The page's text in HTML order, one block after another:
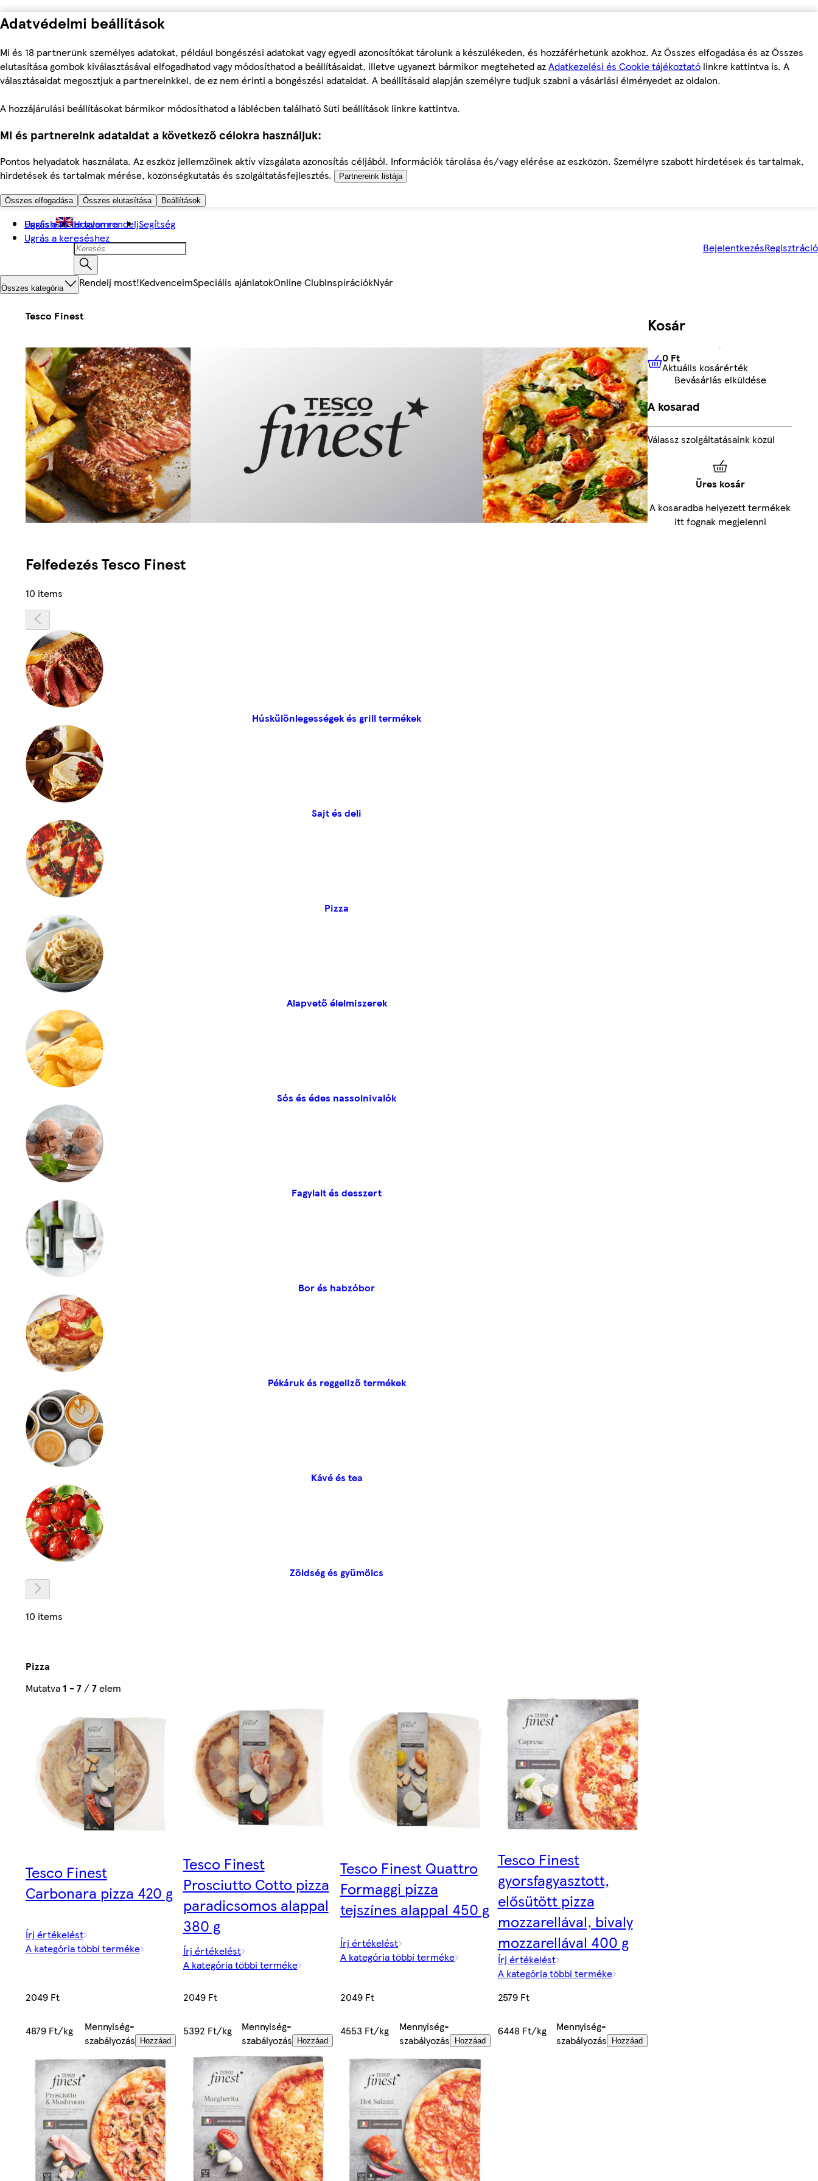
Adatvédelmi beállítások
Mi és 18 partnerünk személyes adatokat, például böngészési adatokat vagy egyedi azonosítókat tárolunk a készülékeden, és hozzáférhetünk azokhoz. Az Összes elfogadása és az Összes
elutasítása gombok kiválasztásával elfogadhatod vagy módosíthatod a beállításaidat, illetve ugyanezt bármikor megteheted azAdatkezelési és Cookie tájékoztató linkre kattintva is. A
választásaidat megosztjuk a partnereinkkel, de ez nem érinti a böngészési adataidat. A beállításaid alapján személyre tudjuk szabni a vásárlási élményedet az oldalon.
A hozzájárulási beállításokat bármikor módosíthatod a láblécben található Süti beállítások linkre kattintva.
Mi és partnereink adataidat a következő célokra használjuk:
Pontos helyadatok használata. Az eszköz jellemzőinek aktív vizsgálata azonosítás céljából. Információk tárolása és/vagy elérése az eszközön. Személyre szabott hirdetések és tartalmak,
hirdetések és tartalmak mérése, közönségkutatás és szolgáltatásfejlesztés.
Partnereink listája
Összes elfogadása Összes elutasítása Beállítások
Ugrás a fő tartalomra
Ugrás a kereséshez
English Hogyan rendeljSegítség
BejelentkezésRegisztráció
Összes kategória Rendelj most!KedvenceimSpeciális ajánlatokOnline ClubInspirációkNyár
Tesco Finest
Felfedezés Tesco Finest
10 items
Húskülönlegességek és grill termékek
Sajt és deli
Pizza
Alapvető élelmiszerek
Sós és édes nassolnivalók
Fagylalt és desszert
Bor és habzóbor
Pékáruk és reggeliző termékek
Kávé és tea
Zöldség és gyümölcs
10 items
Pizza
Mutatva 1 - 7 /7elem
szerint
Tesco Finest
Carbonara pizza 420 g
Írj értékelést
A kategória többi terméke
2049 Ft
4879 Ft/kg
Mennyiség-
szabályozás
Hozzáad
Tesco Finest
Prosciutto Cotto pizza
paradicsomos alappal
380 g
Írj értékelést
A kategória többi terméke
2049 Ft
5392 Ft/kg
Mennyiség-
szabályozás
Hozzáad
Tesco Finest Quattro
Formaggi pizza
tejszínes alappal 450 g
Írj értékelést
A kategória többi terméke
2049 Ft
4553 Ft/kg
Mennyiség-
szabályozás
Hozzáad
Tesco Finest
gyorsfagyasztott,
elősütött pizza
mozzarellával, bivaly
mozzarellával 400 g
Írj értékelést
A kategória többi terméke
2579 Ft
6448 Ft/kg
Mennyiség-
szabályozás
Hozzáad
Kosár
0 FtAktuális kosárérték
0 Ft
Aktuális kosárérték
Bevásárlás elküldése
A kosarad
Válassz szolgáltatásaink közül
Üres kosár
A kosaradba helyezett termékek
itt fognak megjelenni